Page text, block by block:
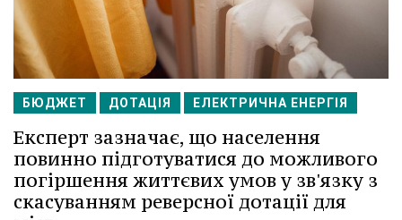
БЮДЖЕТ ДОТАЦІЯ ЕЛЕКТРИЧНА ЕНЕРГІЯ
Експерт зазначає, що населення
повинно підготуватися до можливого
погіршення життєвих умов у зв'язку з
скасуванням реверсної дотації для